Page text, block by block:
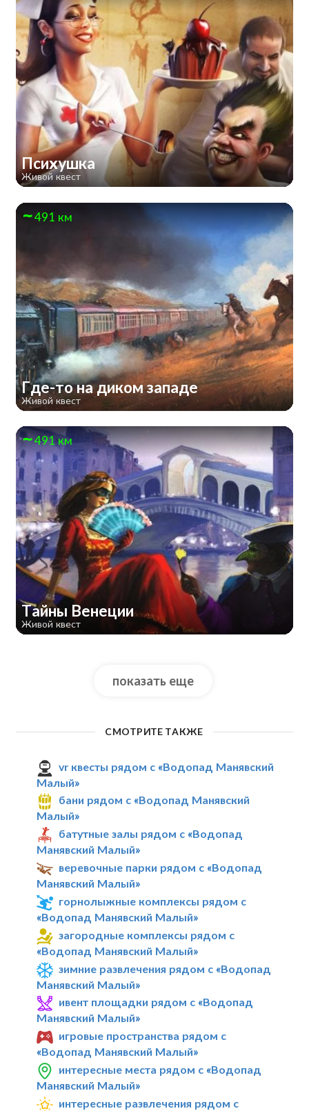
Психушка
Живой квест
491 км
Где-то на диком западе
Живой квест
491 км
Тайны Венеции
Живой квест
показать еще
СМОТРИТЕ ТАКЖЕ
vr квесты рядом с «Водопад Манявский
Малый»
бани рядом с «Водопад Манявский
Малый»
батутные залы рядом с «Водопад
Манявский Малый»
веревочные парки рядом с «Водопад
Манявский Малый»
горнолыжные комплексы рядом с
«Водопад Манявский Малый»
загородные комплексы рядом с
«Водопад Манявский Малый»
зимние развлечения рядом с «Водопад
Манявский Малый»
ивент площадки рядом с «Водопад
Манявский Малый»
игровые пространства рядом с
«Водопад Манявский Малый»
интересные места рядом с «Водопад
Манявский Малый»
интересные развлечения рядом с